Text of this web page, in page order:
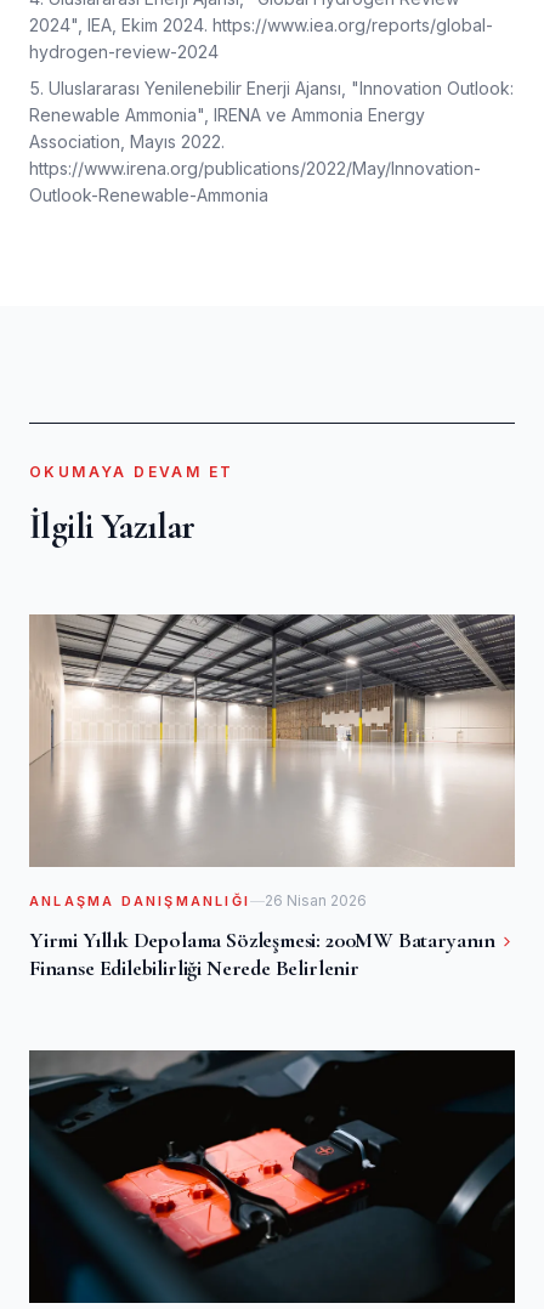
2024", IEA, Ekim 2024. https://www.iea.org/reports/global-
hydrogen-review-2024
Uluslararası Yenilenebilir Enerji Ajansı, "Innovation Outlook:
Renewable Ammonia", IRENA ve Ammonia Energy
Association, Mayıs 2022.
https://www.irena.org/publications/2022/May/Innovation-
Outlook-Renewable-Ammonia
OKUMAYA DEVAM ET
İlgili Yazılar
ANLAŞMA DANIŞMANLIĞI 26 Nisan 2026
Yirmi Yıllık Depolama Sözleşmesi: 200MW Bataryanın
Finanse Edilebilirliği Nerede Belirlenir